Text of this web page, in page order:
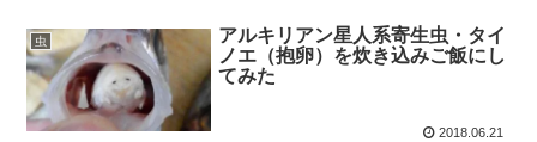
虫
アルキリアン星人系寄生虫・タイ
ノエ（抱卵）を炊き込みご飯にし
てみた
2018.06.21